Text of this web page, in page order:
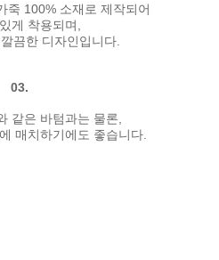
죽 100% 소재로 제작되어
게 착용되며,
끔한 디자인입니다.
03.
같은 바텀과는 물론,
매치하기에도 좋습니다.